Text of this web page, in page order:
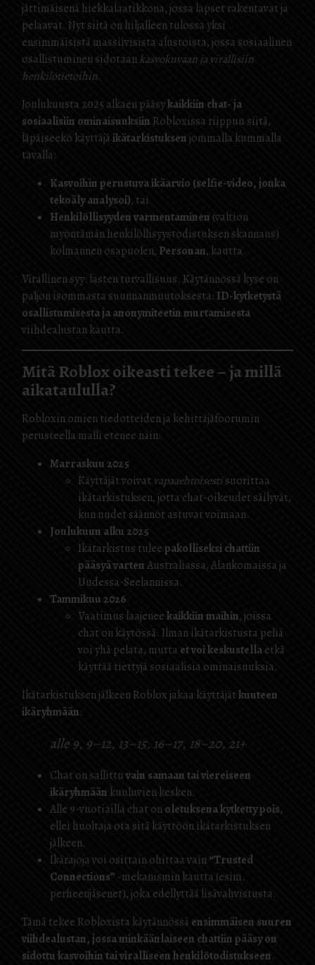
jättimäisenä hiekkalaatikkona, jossa lapset rakentavat ja
pelaavat. Nyt siitä on hiljalleen tulossa yksi
ensimmäisistä massiivisista alustoista, jossa sosiaalinen
osallistuminen sidotaankasvokuvaan ja virallisiin
henkilötietoihin.
Joulukuusta 2025 alkaen pääsykaikkiin chat- ja
sosiaalisiin ominaisuuksiin Robloxissa riippuu siitä,
läpäiseekö käyttäjäikätarkistuksenjommalla kummalla
tavalla:
Kasvoihin perustuva ikäarvio (selfie-video, jonka
tekoäly analysoi), tai
Henkilöllisyyden varmentaminen (valtion
myöntämän henkilöllisyystodistuksen skannaus)
kolmannen osapuolen, Personan, kautta.
Virallinen syy: lasten turvallisuus. Käytännössä kyse on
paljon isommasta suunnanmuutoksesta: ID-kytketystä
osallistumisesta ja anonymiteetin murtamisesta
viihdealustan kautta.
Mitä Roblox oikeasti tekee – ja millä
aikataululla?
Robloxin omien tiedotteiden ja kehittäjäfoorumin
perusteella malli etenee näin:
Marraskuu 2025
Käyttäjät voivat vapaaehtoisestisuorittaa
ikätarkistuksen, jotta chat-oikeudet säilyvät,
kun uudet säännöt astuvat voimaan.
Joulukuun alku 2025
Ikätarkistus tuleepakolliseksi chattiin
pääsyä vartenAustraliassa, Alankomaissa ja
Uudessa-Seelannissa.
Tammikuu 2026
Vaatimus laajeneekaikkiin maihin, joissa
chat on käytössä. Ilman ikätarkistusta peliä
voi yhä pelata, mutta et voi keskustellaetkä
käyttää tiettyjä sosiaalisia ominaisuuksia.
Ikätarkistuksen jälkeen Roblox jakaa käyttäjätkuuteen
ikäryhmään:
alle 9, 9–12, 13–15, 16–17, 18–20, 21+
Chat on sallittuvain samaan tai viereiseen
ikäryhmään kuuluvien kesken.
Alle 9-vuotiailla chat onoletuksena kytketty pois,
ellei huoltaja ota sitä käyttöön ikätarkistuksen
jälkeen.
Ikärajoja voi osittain ohittaa vain“Trusted
Connections” -mekanismin kautta (esim.
perheenjäsenet), joka edellyttää lisävahvistusta.
Tämä tekee Robloxista käytännössä ensimmäisen suuren
viihdealustan, jossa minkäänlaiseen chattiin pääsy on
sidottu kasvoihin tai viralliseen henkilötodistukseen.